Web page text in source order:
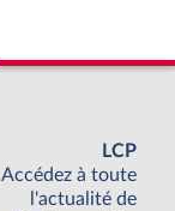
LCP
Accédez à toute
l'actualité de